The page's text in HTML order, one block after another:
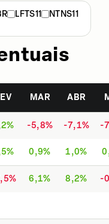
LFTS11
NTNS11
MAR ABR
-5,8% -7,1% -
0,9% 1,0%
6,1% 8,2% -